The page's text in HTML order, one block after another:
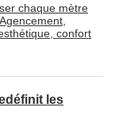
chaque mètre
confort
les